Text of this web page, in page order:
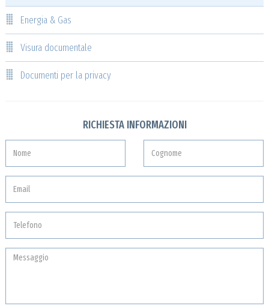
Energia & Gas
Visura documentale
Documenti per la privacy
RICHIESTA INFORMAZIONI